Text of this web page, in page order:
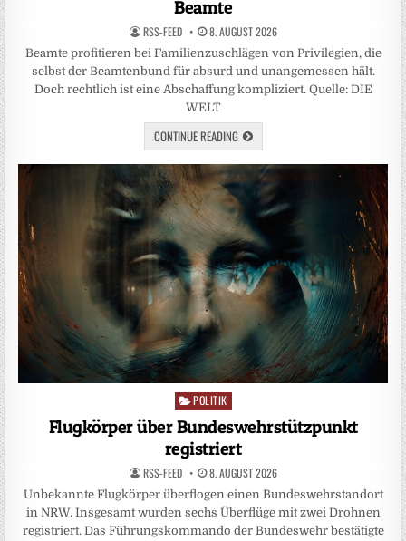
Beamte
RSS-FEED 8. AUGUST 2026
Beamte profitieren bei Familienzuschlägen von Privilegien, die
selbst der Beamtenbund für absurd und unangemessen hält.
Doch rechtlich ist eine Abschaffung kompliziert. Quelle: DIE
WELT
CONTINUE READING
Posted
in
POLITIK
Flugkörper über Bundeswehrstützpunkt
registriert
RSS-FEED 8. AUGUST 2026
Unbekannte Flugkörper überflogen einen Bundeswehrstandort
in NRW. Insgesamt wurden sechs Überflüge mit zwei Drohnen
registriert. Das Führungskommando der Bundeswehr bestätigte